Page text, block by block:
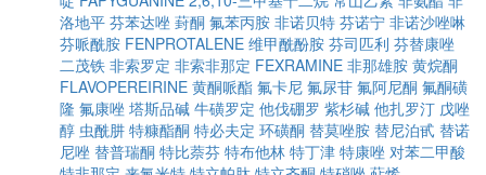
洛地平 芬苯达唑 葑酮 氟苯丙胺 非诺贝特 芬诺宁 非诺沙唑啉
芬哌酰胺 FENPROTALENE 维甲酰酚胺 芬司匹利 芬替康唑
二茂铁 非索罗定 非索非那定 FEXRAMINE 非那雄胺 黄烷酮
FLAVOPEREIRINE 黄酮哌酯 氟卡尼 氟尿苷 氟阿尼酮 氟酮磺
隆 氟康唑 塔斯品碱 牛磺罗定 他伐硼罗 紫杉碱 他扎罗汀 戊唑
醇 虫酰肼 特糠酯酮 特必夫定 环磺酮 替莫唑胺 替尼泊甙 替诺
尼唑 替普瑞酮 特比萘芬 特布他林 特丁津 特康唑 对苯二甲酸